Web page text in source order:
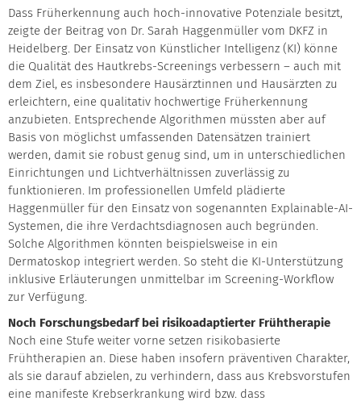
Dass Früherkennung auch hoch-innovative Potenziale besitzt,
zeigte der Beitrag von Dr. Sarah Haggenmüller vom DKFZ in
Heidelberg. Der Einsatz von Künstlicher Intelligenz (KI) könne
die Qualität des Hautkrebs-Screenings verbessern – auch mit
dem Ziel, es insbesondere Hausärztinnen und Hausärzten zu
erleichtern, eine qualitativ hochwertige Früherkennung
anzubieten. Entsprechende Algorithmen müssten aber auf
Basis von möglichst umfassenden Datensätzen trainiert
werden, damit sie robust genug sind, um in unterschiedlichen
Einrichtungen und Lichtverhältnissen zuverlässig zu
funktionieren. Im professionellen Umfeld plädierte
Haggenmüller für den Einsatz von sogenannten Explainable-AI-
Systemen, die ihre Verdachtsdiagnosen auch begründen.
Solche Algorithmen könnten beispielsweise in ein
Dermatoskop integriert werden. So steht die KI-Unterstützung
inklusive Erläuterungen unmittelbar im Screening-Workflow
zur Verfügung.
Noch Forschungsbedarf bei risikoadaptierter Frühtherapie
Noch eine Stufe weiter vorne setzen risikobasierte
Frühtherapien an. Diese haben insofern präventiven Charakter,
als sie darauf abzielen, zu verhindern, dass aus Krebsvorstufen
eine manifeste Krebserkrankung wird bzw. dass